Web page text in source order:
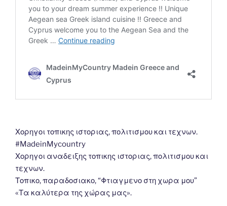
Χορηγοι τοπικης ιστοριας, πολιτισμου και τεχνων.
#MadeinMycountry
Χορηγοι αναδειξης τοπικης ιστοριας, πολιτισμου και
τεχνων.
Τοπικο, παραδοσιακο, “Φτιαγμενο στη χωρα μου”
«Τα καλύτερα της χώρας μας».